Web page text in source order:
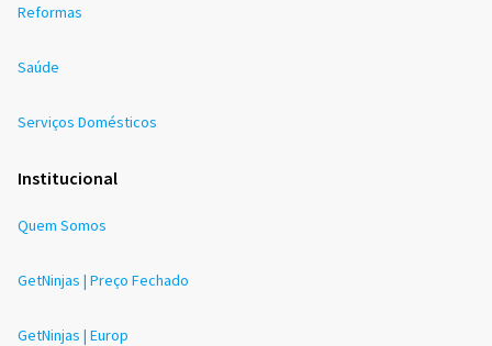
Reformas
Saúde
Serviços Domésticos
Institucional
Quem Somos
GetNinjas | Preço Fechado
GetNinjas | Europ